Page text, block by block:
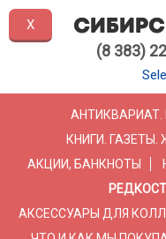
(8 383)
КНИГИ.
АКЦИИ, БАНКНОТЫ
АКСЕССУАРЫ ДЛЯ
X